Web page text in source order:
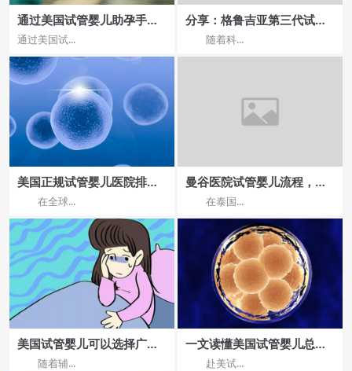
通过美国试管婴儿助孕手段
出生与自然受育出生的婴儿
有没有区别？
通过美国试...
分享：格鲁吉亚第三代试管
费用的实地体验
随着科...
美国正规试管婴儿医院排名,
2025前三上榜机构一览
在全球...
曼谷医院试管婴儿流程，哪
家医院服务更周到
在泰国...
美国试管婴儿可以选择广州
优孕行吗
随着辅...
一文读懂美国试管婴儿总费
用:全程预算一览
赴美试...